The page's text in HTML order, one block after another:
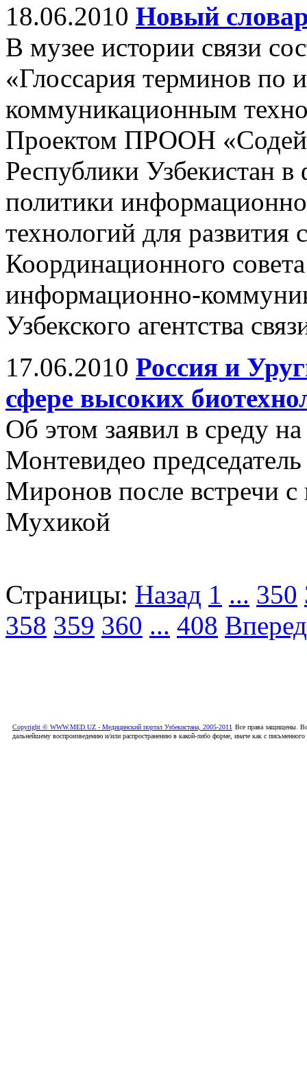
18.06.2010 Новый
В музее истории связи
«Глоссария терминов по
коммуникационным
Проектом ПРООН
Республики Узбекистан
политики
технологий для
Координационного
информационно-
Узбекского агентства
17.06.2010 Россия и
сфере высоких
Об этом заявил в среду
Монтевидео
Миронов после встречи с
Мухикой
Страницы: Назад 1 ... 350
358 359 360 ... 408 Вперед
Copyright © WWW.MED.UZ - Медицинский портал Узбекистана, 2005-2011 Все права защищены.
дальнейшему воспроизведению и/или распространению в какой-либо форме, иначе как с